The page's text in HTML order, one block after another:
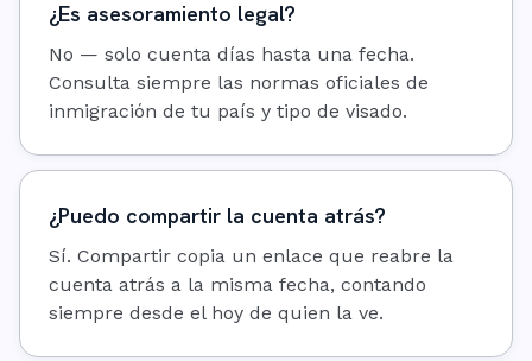
¿Es asesoramiento legal?
No — solo cuenta días hasta una fecha.
Consulta siempre las normas oficiales de
inmigración de tu país y tipo de visado.
¿Puedo compartir la cuenta atrás?
Sí. Compartir copia un enlace que reabre la
cuenta atrás a la misma fecha, contando
siempre desde el hoy de quien la ve.